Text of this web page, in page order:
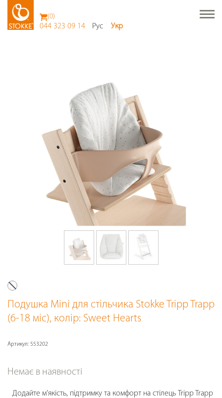
Рус Укр
(0)
044 323 09 14
Подушка Mini для стільчика Stokke Tripp Trapp
(6-18 міс), колір: Sweet Hearts
Артикул: 553202
Немає в наявності
Додайте м'якість, підтримку та комфорт на стілець Tripp Trapp